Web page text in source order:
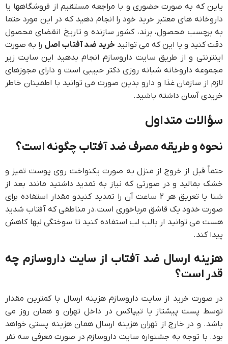
یاین که به صورت حضوری و با مراجعه مستقیم از فروشگاهها یا
داروخانه های معتبر خرید خود را انجام دهید که در این مورد حتما
به برچسب محصول، برند، کشور سازنده و تاریخ انقضای محصول
دقت کنید و یا این که می توانید خرید ضد آفتاب اصل را به صورت
اینترنتی و از طریق سایت داروسازم انجام بدهید این سایت زیر
مجموعه داروخانه شبانه روزی دکتر حبیبی است و دارای مجوزهای
لازم از سازمان غذا و دارو بدین صورت می توانید با اطمینان خاطر
خریدی آسان داشته باشید.
سؤالات متداول
نحوه و طریقه مصرف ضد آفتاب چگونه است؟
حتماٌ قبل از خروج از منزل به صورت یکنواخت روی پوست تمیز و
خشک بمالید و در صورتی که نیاز به تمدید داشتید مانند بعد از
شنا یا تعریق هر 2 ساعت آن را تمدید کنیدو مقدار استفاده برای
صورت خدود یک قاشق مرباخوری است.در مناطقی که آفتاب شدید
هست می توانید ار بالب لب استفاده کنید تا سوختگی لبها کاهش
پیدا کند.
هزینه ارسال ضد آفتاب از سایت داروسازم چه
قدر است؟
در صورت خرید از سایت داروسازم هزینه ارسال با کمترین مقدار
توسط پست پیشتاز یا تیپاکس در داخل تهران و همان روز می
باشد. و در خارج از تهران هزینه ارسال همان هزینه پستی خواهد
بود. با توجه به جشنواره سایت داروسازم در صورت معرفی سه نفر